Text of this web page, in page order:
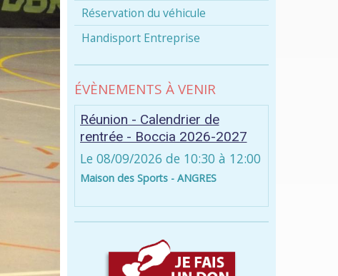
Réservation du véhicule
Handisport Entreprise
ÉVÈNEMENTS À VENIR
Réunion - Calendrier de
rentrée - Boccia 2026-2027
Le 08/09/2026 de 10:30 à 12:00
Maison des Sports - ANGRES